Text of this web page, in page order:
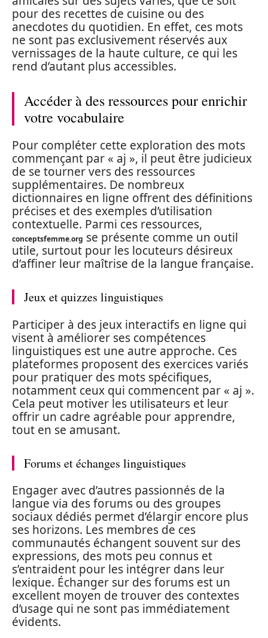
pour des recettes de cuisine ou des
anecdotes du quotidien. En effet, ces mots
ne sont pas exclusivement réservés aux
vernissages de la haute culture, ce qui les
rend d’autant plus accessibles.
Accéder à des ressources pour enrichir
votre vocabulaire
Pour compléter cette exploration des mots
commençant par « aj », il peut être judicieux
de se tourner vers des ressources
supplémentaires. De nombreux
dictionnaires en ligne offrent des définitions
précises et des exemples d’utilisation
contextuelle. Parmi ces ressources,
conceptsfemme.org se présente comme un outil
utile, surtout pour les locuteurs désireux
d’affiner leur maîtrise de la langue française.
Jeux et quizzes linguistiques
Participer à des jeux interactifs en ligne qui
visent à améliorer ses compétences
linguistiques est une autre approche. Ces
plateformes proposent des exercices variés
pour pratiquer des mots spécifiques,
notamment ceux qui commencent par « aj ».
Cela peut motiver les utilisateurs et leur
offrir un cadre agréable pour apprendre,
tout en se amusant.
Forums et échanges linguistiques
Engager avec d’autres passionnés de la
langue via des forums ou des groupes
sociaux dédiés permet d’élargir encore plus
ses horizons. Les membres de ces
communautés échangent souvent sur des
expressions, des mots peu connus et
s’entraident pour les intégrer dans leur
lexique. Échanger sur des forums est un
excellent moyen de trouver des contextes
d’usage qui ne sont pas immédiatement
évidents.